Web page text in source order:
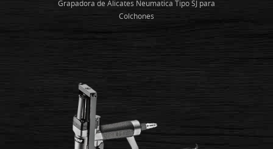
Grapadora de Alicates Neumatica Tipo SJ para
Colchones